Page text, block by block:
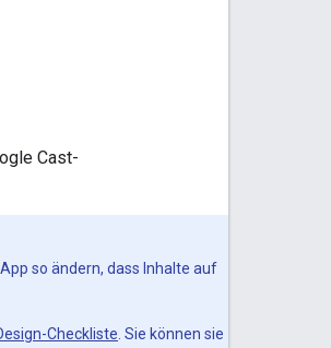
Cast-
so ändern, dass Inhalte auf
Checkliste . Sie können sie